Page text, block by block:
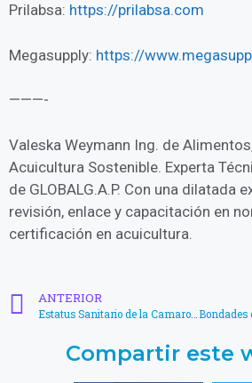
Prilabsa: https://prilabsa.com
Megasupply: https://
———-
Valeska Weymann Ing. de
Acuicultura Sostenible. Experta
de GLOBALG.A.P. Con una dilatada
revisión, enlace y capacitación en
certificación en acuicultura.
ANTERIOR
Estatus Sanitario de la Camaronicultura en América Latina – Mario Aguirre
Compartir este